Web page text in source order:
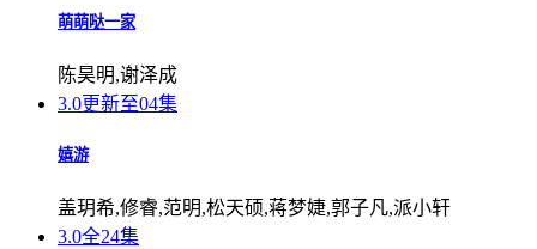
萌萌哒一家
陈昊明,谢泽成
3.0更新至04集
嬉游
盖玥希,修睿,范明,松天硕,蒋梦婕,郭子凡,派小轩
3.0全24集